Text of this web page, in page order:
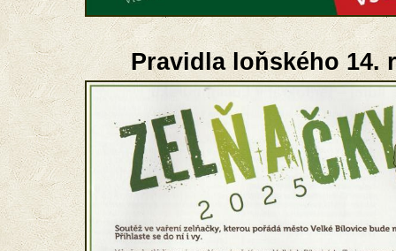
Pravidla loňského 14.